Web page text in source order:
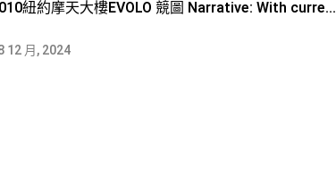
紐約摩天大樓EVOLO 競圖 Narrative: With curre...
12 月, 2024